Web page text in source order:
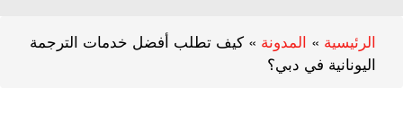
الرئيسية » المدونة » كيف تطلب أفضل خدمات الترجمة
اليونانية في دبي؟